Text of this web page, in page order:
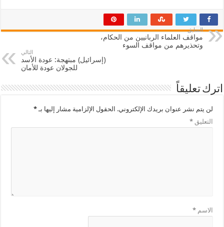
السابق
مواقف العلماء الربانيين من الحكام،
وتحذيرهم من مواقف السوء
التالي
(إسرائيل) مبتهجة: عودة الأسد
للجولان عودة للأمان
اترك تعليقاً
لن يتم نشر عنوان بريدك الإلكتروني. الحقول الإلزامية مشار إليها بـ*
التعليق*
الاسم*